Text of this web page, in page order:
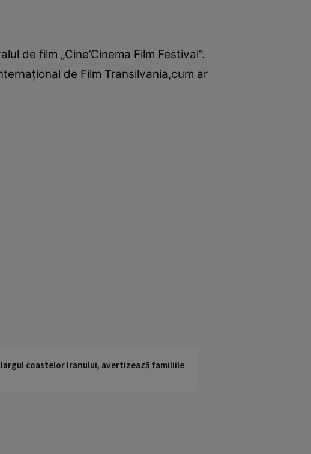
de film „Cine’Cinema Film Festival”.
de Film Transilvania,cum ar
coastelor Iranului, avertizează familiile